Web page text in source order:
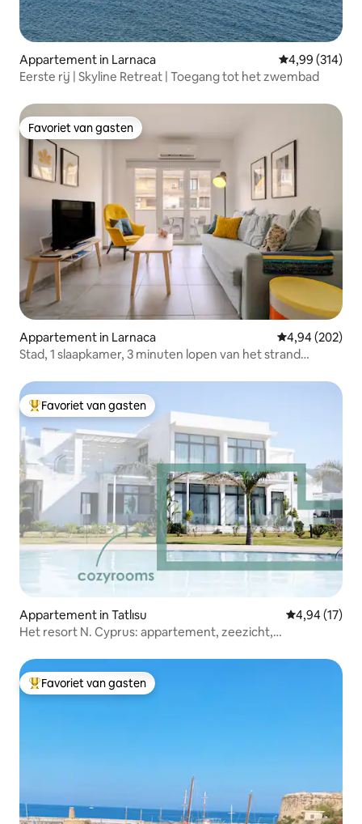
Appartement in Larnaca Gemiddelde
4,99 (314)
Eerste rij | Skyline Retreat | Toegang tot het zwembad
Favoriet van gasten
Favoriet van gasten
Appartement in Larnaca Gemiddelde
4,94 (202)
Stad, 1 slaapkamer, 3 minuten lopen van het strand
Topfavoriet van gasten
Favoriet van gasten
Appartement in Tatlısu Gemiddelde
4,94 (17)
Het resort N. Cyprus: appartement, zeezicht,
Topfavoriet van gasten
Favoriet van gasten